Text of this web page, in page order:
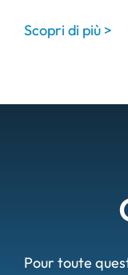
Scopri di più >
Pour toute